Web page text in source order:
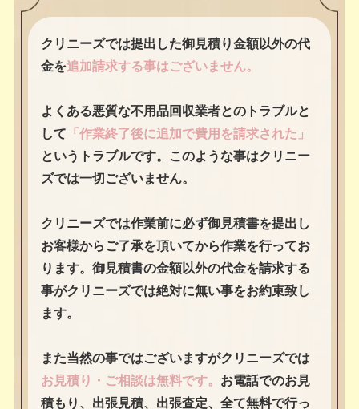
クリニーズでは提出した御見積り金額以外の代
金を追加請求する事はございません。
よくある悪質な不用品回収業者とのトラブルと
して 「作業終了後に追加で費用を請求された」
というトラブルです。このような事はクリニー
ズでは一切ございません。
クリニーズでは作業前に必ず御見積書を提出し
お客様からご了承を頂いてから作業を行ってお
ります。御見積書の金額以外の代金を請求する
事がクリニーズでは絶対に無い事をお約束致し
ます。
また当然の事ではございますがクリニーズでは
お見積り・ご相談は無料です。 お電話でのお見
積もり、出張見積、出張査定、全て無料で行っ